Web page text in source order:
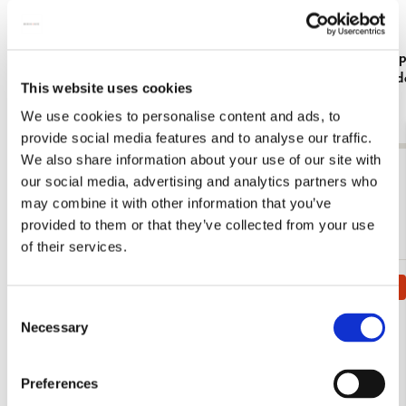
This website uses cookies
We use cookies to personalise content and ads, to
provide social media features and to analyse our traffic.
We also share information about your use of our site with
our social media, advertising and analytics partners who
may combine it with other information that you’ve
provided to them or that they’ve collected from your use
of their services.
Selection
Necessary
Preferences
Elwin van
Bekijk alles van Elwin van der Kolk
Meer van Vogelbescherming
verlanglijst